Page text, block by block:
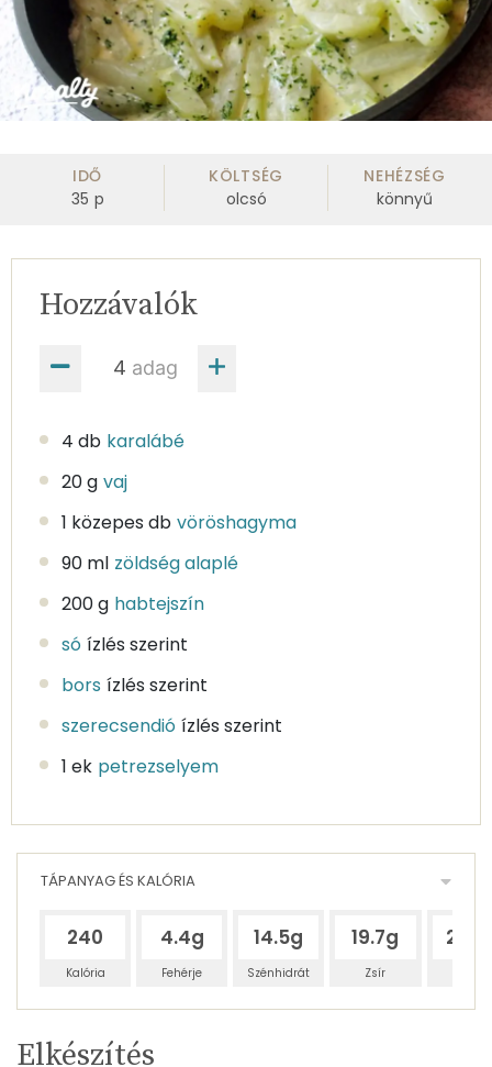
IDŐ
35 p
KÖLTSÉG
olcsó
NEHÉZSÉG
könnyű
adag
Hozzávalók
4 db karalábé
20 g vaj
1 közepes db vöröshagyma
90 ml zöldség alaplé
200 g habtejszín
só ízlés szerint
bors ízlés szerint
szerecsendió ízlés szerint
1 ek petrezselyem
TÁPANYAG ÉS KALÓRIA
240
Kalória
4.4g
Fehérje
14.5g
Szénhidrát
19.7g
Zsír
Egy
adagban
Elkészítés